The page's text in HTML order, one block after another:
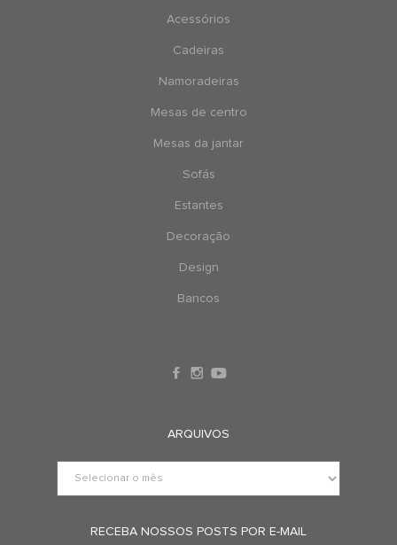
Acessórios
Cadeiras
Namoradeiras
Mesas de centro
Mesas da jantar
Sofás
Estantes
Decoração
Design
Bancos
ARQUIVOS
RECEBA NOSSOS POSTS POR E-MAIL